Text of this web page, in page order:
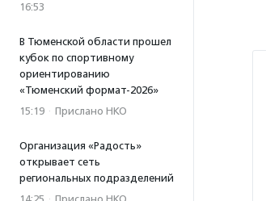
16:53
В Тюменской области прошел
кубок по спортивному
ориентированию
«Тюменский формат-2026»
15:19 · Прислано НКО
Организация «Радость»
открывает сеть
региональных подразделений